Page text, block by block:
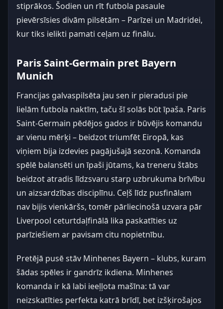
stiprākos. Šodien un rīt futbola pasaule
pievērsīsies divām pilsētām – Parīzei un Madridei,
kur tiks ielikti pamati ceļam uz finālu.
Paris Saint-Germain pret Bayern
Munich
Francijas galvaspilsēta jau sen ir pieradusi pie
lielām futbola naktīm, taču šī solās būt īpaša. Paris
Saint-Germain pēdējos gados ir būvējis komandu
ar vienu mērķi – beidzot triumfēt Eiropā, kas
viņiem bija izdevies pagājušajā sezonā. Komanda
spēlē balansēti un īpaši jūtams, ka treneru štābs
beidzot atradis līdzsvaru starp uzbrukuma brīvību
un aizsardzības disciplīnu. Ceļš līdz pusfinālam
nav bijis vienkāršs, tomēr pārliecinošā uzvara pār
Liverpool ceturtdaļfinālā lika paskatīties uz
parīziešiem ar pavisam citu nopietnību.
Pretējā pusē stāv Minhenes Bayern – klubs, kuram
šādas spēles ir gandrīz ikdiena. Minhenes
komanda ir kā labi ieeļļota mašīna: tā var
neizskatīties perfekta katrā brīdī, bet izšķirošajos